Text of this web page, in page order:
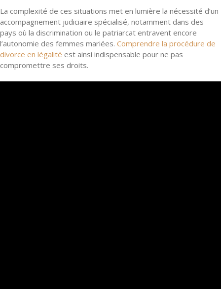
La complexité de ces situations met en lumière la nécessité d’un
accompagnement judiciaire spécialisé, notamment dans des
pays où la discrimination ou le patriarcat entravent encore
l’autonomie des femmes mariées. Comprendre la procédure de
divorce en légalité est ainsi indispensable pour ne pas
compromettre ses droits.